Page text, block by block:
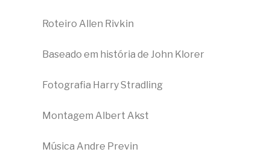
Roteiro Allen Rivkin
Baseado em história de John Klorer
Fotografia Harry Stradling
Montagem Albert Akst
Música Andre Previn